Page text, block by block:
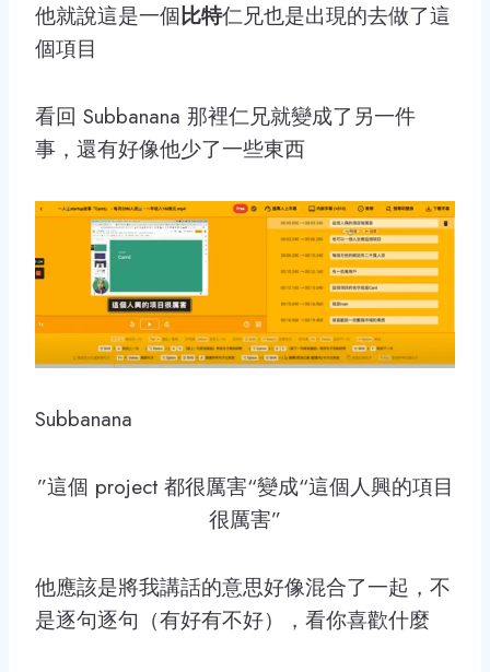
他就說這是一個比特仁兄也是出現的去做了這
個項目
看回 Subbanana 那裡仁兄就變成了另一件
事，還有好像他少了一些東西
Subbanana
”這個 project 都很厲害“變成“這個人興的項目
很厲害”
他應該是將我講話的意思好像混合了一起，不
是逐句逐句（有好有不好），看你喜歡什麼